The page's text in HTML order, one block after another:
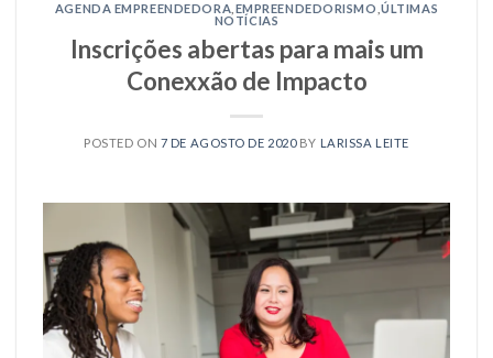
AGENDA EMPREENDEDORA EMPREENDEDORISMO ,ÚLTIMAS
NOTÍCIAS
Inscrições abertas para mais um
Conexxão de Impacto
POSTED ON 7 DE AGOSTO DE 2020BY LARISSA LEITE